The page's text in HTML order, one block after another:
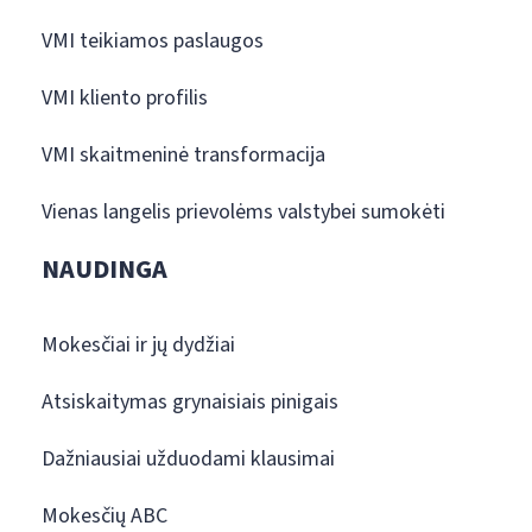
VMI teikiamos paslaugos
VMI kliento profilis
VMI skaitmeninė transformacija
Vienas langelis prievolėms valstybei sumokėti
NAUDINGA
Mokesčiai ir jų dydžiai
Atsiskaitymas grynaisiais pinigais
Dažniausiai užduodami klausimai
Mokesčių ABC